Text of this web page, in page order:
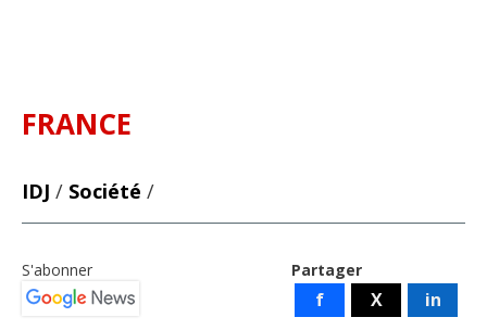
FRANCE
IDJ / Société /
Partager
f X in
S'abonner